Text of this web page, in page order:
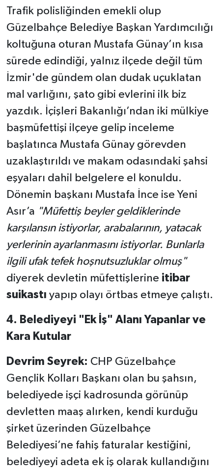
Trafik polisliğinden emekli olup
Güzelbahçe Belediye Başkan Yardımcılığı
koltuğuna oturan Mustafa Günay’ın kısa
sürede edindiği, yalnız ilçede değil tüm
İzmir'de gündem olan dudak uçuklatan
mal varlığını, şato gibi evlerini ilk biz
yazdık. İçişleri Bakanlığı’ndan iki mülkiye
başmüfettişi ilçeye gelip inceleme
başlatınca Mustafa Günay görevden
uzaklaştırıldı ve makam odasındaki şahsi
eşyaları dahil belgelere el konuldu.
Dönemin başkanı Mustafa İnce ise Yeni
Asır’a "Müfettiş beyler geldiklerinde
karşılansın istiyorlar, arabalarının, yatacak
yerlerinin ayarlanmasını istiyorlar. Bunlarla
ilgili ufak tefek hoşnutsuzluklar olmuş"
diyerek devletin müfettişlerine itibar
suikastı yapıp olayı örtbas etmeye çalıştı.
4. Belediyeyi "Ek İş" Alanı Yapanlar ve
Kara Kutular
Devrim Seyrek: CHP Güzelbahçe
Gençlik Kolları Başkanı olan bu şahsın,
belediyede işçi kadrosunda görünüp
devletten maaş alırken, kendi kurduğu
şirket üzerinden Güzelbahçe
Belediyesi’ne fahiş faturalar kestiğini,
belediyeyi adeta ek iş olarak kullandığını